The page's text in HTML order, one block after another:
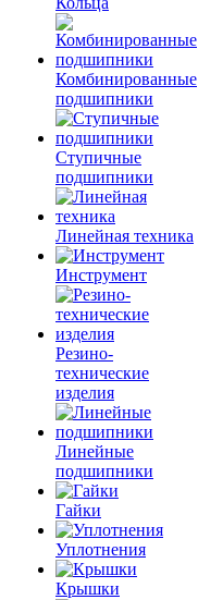
Комбинированные
подшипники
Ступичные
подшипники
Линейная техника
Инструмент
Резино-
технические
изделия
Линейные
подшипники
Гайки
Уплотнения
Крышки